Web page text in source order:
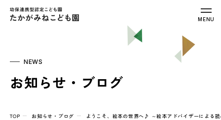
幼保連携型認定こども園 たかがみねこ
MENU
NEWS
お知らせ・ブログ
TOP お知らせ・ブログ ようこそ、絵本の世界へ♪ ～絵本アドバイザーによる